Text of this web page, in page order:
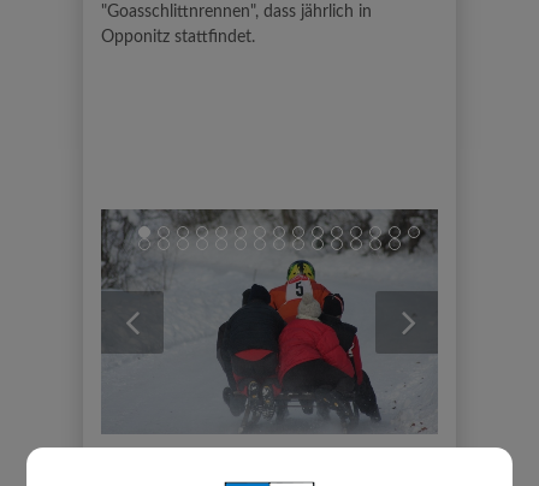
"Goasschlittnrennen", dass jährlich in
Opponitz stattfindet.
previous